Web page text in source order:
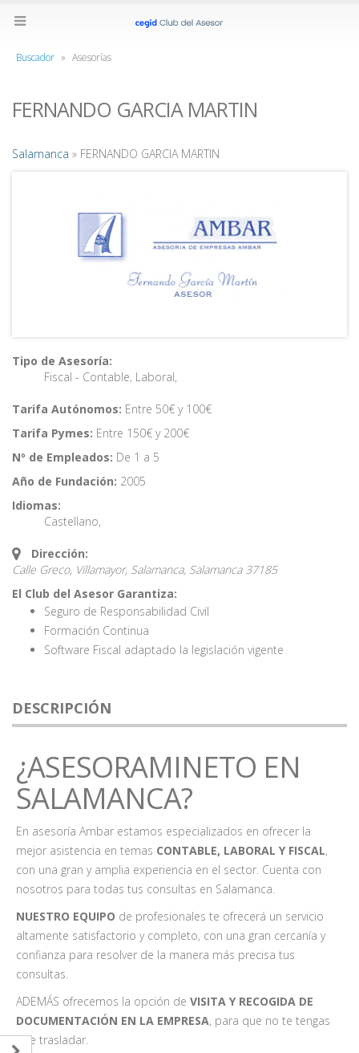
Buscador » Asesorías
FERNANDO GARCIA MARTIN
Salamanca » FERNANDO GARCIA MARTIN
Tipo de Asesoría:
Fiscal - Contable, Laboral,
Tarifa Autónomos: Entre 50€ y 100€
Tarifa Pymes: Entre 150€ y 200€
Nº de Empleados: De 1 a 5
Año de Fundación: 2005
Idiomas:
Castellano,
Dirección:
Calle Greco, Villamayor, Salamanca, Salamanca 37185
El Club del Asesor Garantiza:
Seguro de Responsabilidad Civil
Formación Continua
Software Fiscal adaptado la legislación vigente
DESCRIPCIÓN
¿ASESORAMINETO EN
SALAMANCA?
En asesoría Ambar estamos especializados en ofrecer la
mejor asistencia en temas CONTABLE, LABORAL Y FISCAL,
con una gran y amplia experiencia en el sector. Cuenta con
nosotros para todas tus consultas en Salamanca.
NUESTRO EQUIPO de profesionales te ofrecerá un servicio
altamente satisfactorio y completo, con una gran cercanía y
confianza para resolver de la manera más precisa tus
consultas.
ADEMÁS ofrecemos la opción de VISITA Y RECOGIDA DE
DOCUMENTACIÓN EN LA EMPRESA, para que no te tengas
que trasladar.